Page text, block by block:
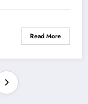
Read More